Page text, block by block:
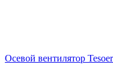
Осевой вентилятор